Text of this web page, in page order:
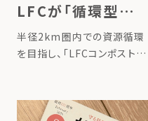
LFCが「循環型ライ
フスタイルへの転
換に向けた取組に
締結
半径2km圏内での資源循環
を目指し、「LFCコンポスト」
下「LFC」）は、静岡県三島市